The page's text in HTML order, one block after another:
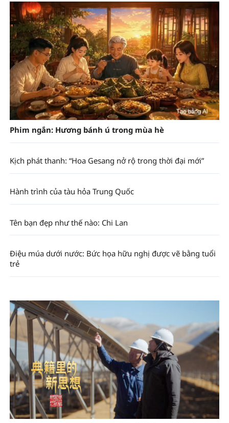
Phim ngắn: Hương bánh ú trong mùa hè
Kịch phát thanh: “Hoa Gesang nở rộ trong thời đại mới”
Hành trình của tàu hỏa Trung Quốc
Tên bạn đẹp như thế nào: Chi Lan
Điệu múa dưới nước: Bức họa hữu nghị được vẽ bằng tuổi
trẻ